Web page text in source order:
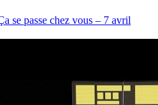
se passe chez vous – 7 avril